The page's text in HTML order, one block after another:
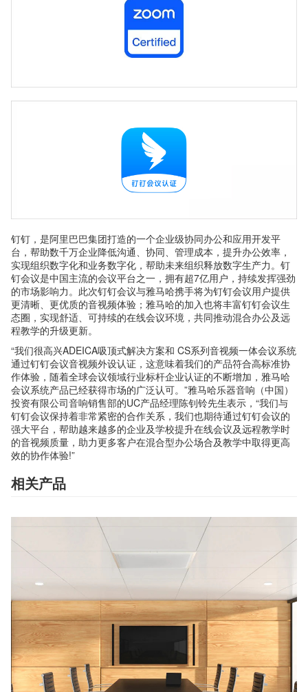
钉钉，是阿里巴巴集团打造的一个企业级协同办公和应用开发平
台，帮助数千万企业降低沟通、协同、管理成本，提升办公效率，
实现组织数字化和业务数字化，帮助未来组织释放数字生产力。钉
钉会议是中国主流的会议平台之一，拥有超7亿用户，持续发挥强劲
的市场影响力。此次钉钉会议与雅马哈携手将为钉钉会议用户提供
更清晰、更优质的音视频体验；雅马哈的加入也将丰富钉钉会议生
态圈，实现舒适、可持续的在线会议环境，共同推动混合办公及远
程教学的升级更新。
“我们很高兴ADEICA吸顶式解决方案和 CS系列音视频一体会议系统
通过钉钉会议音视频外设认证，这意味着我们的产品符合高标准协
作体验，随着全球会议领域行业标杆企业认证的不断增加，雅马哈
会议系统产品已经获得市场的广泛认可。”雅马哈乐器音响（中国）
投资有限公司音响销售部的UC产品经理陈钊铃先生表示，“我们与
钉钉会议保持着非常紧密的合作关系，我们也期待通过钉钉会议的
强大平台，帮助越来越多的企业及学校提升在线会议及远程教学时
的音视频质量，助力更多客户在混合型办公场合及教学中取得更高
效的协作体验!”
相关产品